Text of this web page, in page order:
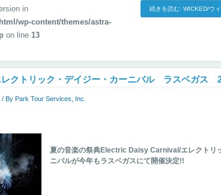
続きを読む: WICKED/ウ
in
wp-content/themes/astra-
on line13
クトリック・デイジー・カーニバル ラスベガス
/ By Park Tour Services, Inc.
夏の音楽の祭典Electric Daisy Carnival/エレクトリ
ニバルが今年もラスベガスにて開催決定!!